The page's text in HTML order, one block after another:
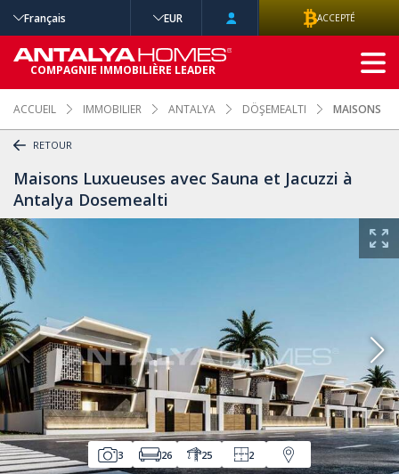
ACCUEIL IMMOBILIER ANTALYA DÖŞEMEALTI MAISONS
RETOUR
Maisons Luxueuses avec Sauna et Jacuzzi à
Antalya Dosemealti
3 26 25 2
Français EUR ACCEPTÉ
COMPAGNIE IMMOBILIÈRE LEADER
RECHERCHE
AVANCÉE